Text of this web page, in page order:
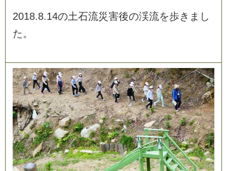
2018.8.14の土石流災害後の渓流を歩き ま し
た。